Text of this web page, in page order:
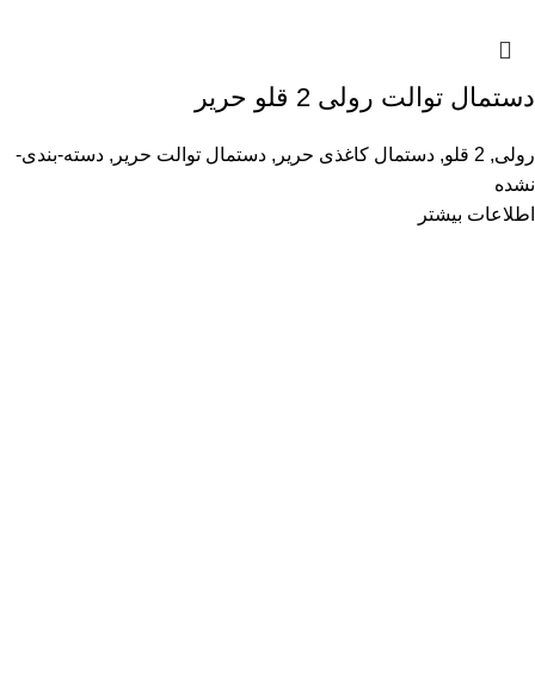
دستمال توالت رولی 2 قلو حریر
رولی, 2 قلو , دستمال کاغذی حریر , دستمال توالت حریر , دسته-بندی-
نشده
اطلاعات بیشتر